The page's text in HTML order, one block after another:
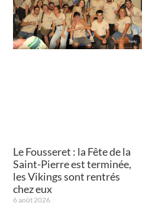
Le Fousseret : la Fête de la
Saint-Pierre est terminée,
les Vikings sont rentrés
chez eux
6 août 2026